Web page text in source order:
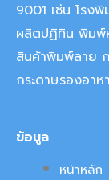
9001 เช่น โรง
ผลิตปฏิทิน พิมพ์
สินค้าพิมพ์ลาย ก
กระดาษรองอา
ข้อมูล
หน้าหลัก